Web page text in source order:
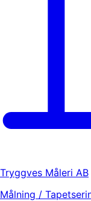
Tryggves Måleri AB
Målning /